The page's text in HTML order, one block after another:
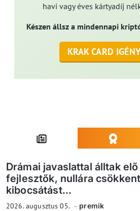
havi vagy éves kártyadíj
Készen állsz a mindennapi
KRAK CARD
Drámai javaslattal álltak
fejlesztők, nullára
kibocsátást...
2026. augusztus 05. premik